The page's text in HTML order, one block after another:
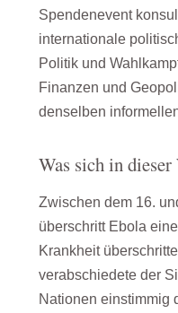
Spendenevent
internationale
Politik und
Finanzen und
denselben
Was sich in dieser
Zwischen dem 16.
überschritt Ebola
Krankheit
verabschiedete der
Nationen einstimmig